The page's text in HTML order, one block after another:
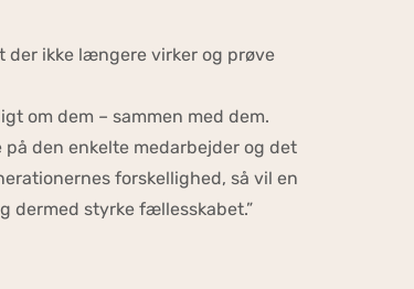
der ikke længere virker og prøve
om dem – sammen med dem.
den enkelte medarbejder og det
forskellighed, så vil en
dermed styrke fællesskabet.”